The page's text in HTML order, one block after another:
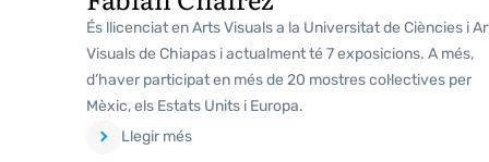
És llicenciat en Arts Visuals a la Universitat de Ciències i
Visuals de Chiapas i actualment té 7 exposicions. A més,
d’haver participat en més de 20 mostres col·lectives per
Mèxic, els Estats Units i Europa.
Llegir més